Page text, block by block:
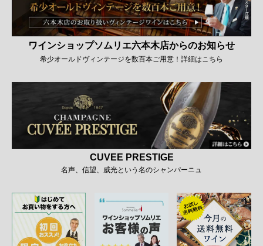
ワインショップソムリエ六本木店からのお知らせ
希少オールドヴィンテージを数百本ご用意！詳細はこちら
CUVEE PRESTIGE
名声、信望、威光という名のシャンパーニュ